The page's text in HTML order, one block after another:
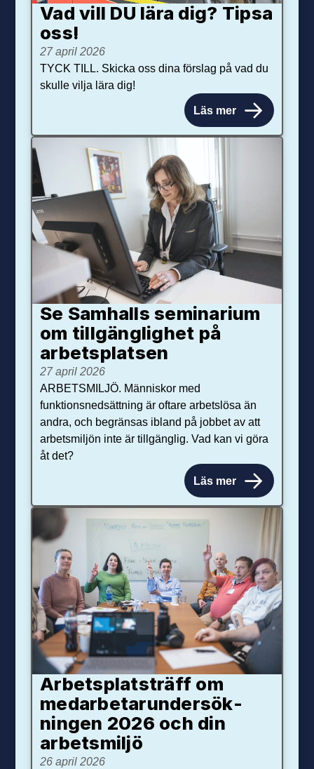
Vad vill DU lära dig? Tipsa
oss!
27 april 2026
TYCK TILL. Skicka oss dina förslag på vad du
skulle vilja lära dig!
Läs mer
Se Samhalls seminarium
om tillgänglighet på
arbetsplatsen
27 april 2026
ARBETSMILJÖ. Människor med
funktionsnedsättning är oftare arbetslösa än
andra, och begränsas ibland på jobbet av att
arbetsmiljön inte är tillgänglig. Vad kan vi göra
åt det?
Läs mer
Arbetsplats­träff om
med­arbetar­under­sök­
ningen 2026 och din
arbets­miljö
26 april 2026